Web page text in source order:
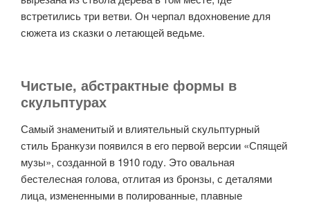
встретились три ветви. Он черпал вдохновение для
сюжета из сказки о летающей ведьме.
Чистые, абстрактные формы в
скульптурах
Самый знаменитый и влиятельный скульптурный
стиль Бранкузи появился в его первой версии «Спящей
музы», созданной в 1910 году. Это овальная
бестелесная голова, отлитая из бронзы, с деталями
лица, измененными в полированные, плавные